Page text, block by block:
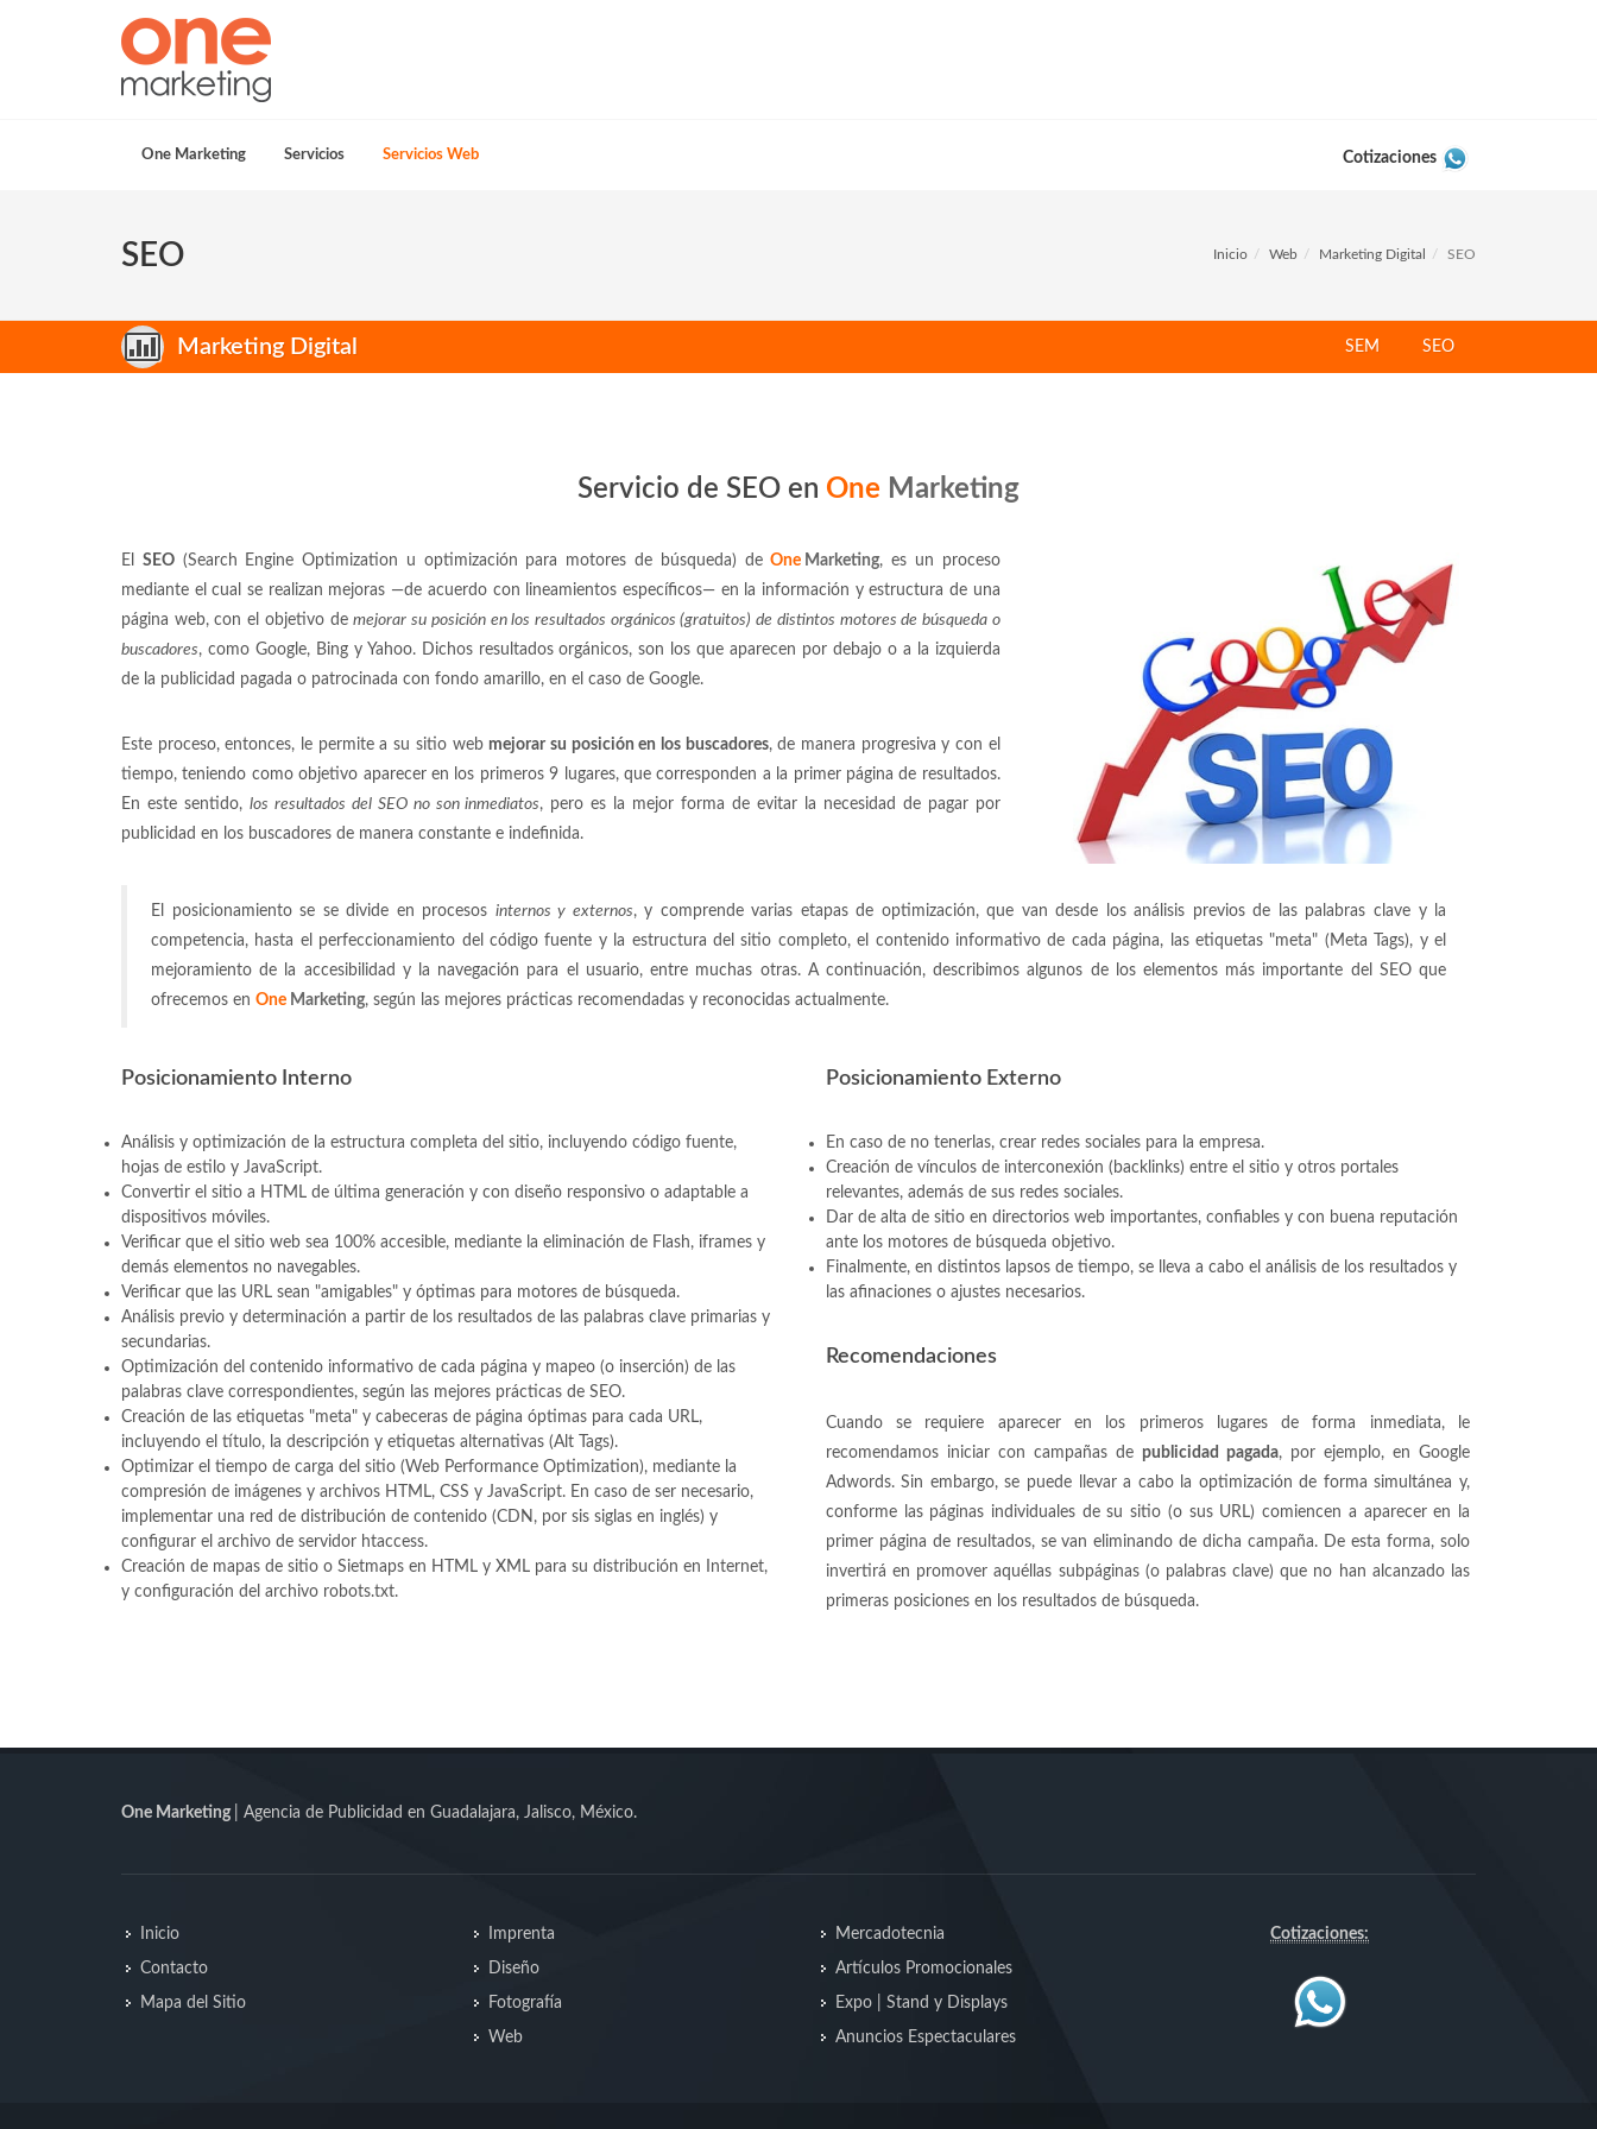
One Marketing Servicios Servicios Web Cotizaciones
SEO Inicio Web Marketing Digital SEO
Marketing Digital SEM SEO
Servicio de SEO en One Marketing
El SEO(Search Engine Optimization u optimización para motores de búsqueda) deOne Marketing, es un proceso
mediante el cual se realizan mejoras —de acuerdo con lineamientos específicos— en la información y estructura de una
página web, con el objetivo demejorar su posición en los resultados orgánicos (gratuitos) de distintos motores de búsqueda o
buscadores, como Google, Bing y Yahoo. Dichos resultados orgánicos, son los que aparecen por debajo o a la izquierda
de la publicidad pagada o patrocinada con fondo amarillo, en el caso de Google.
Este proceso, entonces, le permite a su sitio webmejorar su posición en los buscadores, de manera progresiva y con el
tiempo, teniendo como objetivo aparecer en los primeros 9 lugares, que corresponden a la primer página de resultados.
En este sentido, los resultados del SEO no son inmediatos, pero es la mejor forma de evitar la necesidad de pagar por
publicidad en los buscadores de manera constante e indefinida.
El posicionamiento se se divide en procesos internos y externos, y comprende varias etapas de optimización, que van desde los análisis previos de las palabras clave y la
competencia, hasta el perfeccionamiento del código fuente y la estructura del sitio completo, el contenido informativo de cada página, las etiquetas "meta" (Meta Tags), y el
mejoramiento de la accesibilidad y la navegación para el usuario, entre muchas otras. A continuación, describimos algunos de los elementos más importante del SEO que
ofrecemos en One Marketing, según las mejores prácticas recomendadas y reconocidas actualmente.
Posicionamiento Interno
Análisis y optimización de la estructura completa del sitio, incluyendo código fuente,
hojas de estilo y JavaScript.
Convertir el sitio a HTML de última generación y con diseño responsivo o adaptable a
dispositivos móviles.
Verificar que el sitio web sea 100% accesible, mediante la eliminación de Flash, iframes y
demás elementos no navegables.
Verificar que las URL sean "amigables" y óptimas para motores de búsqueda.
Análisis previo y determinación a partir de los resultados de las palabras clave primarias y
secundarias.
Optimización del contenido informativo de cada página y mapeo (o inserción) de las
palabras clave correspondientes, según las mejores prácticas de SEO.
Creación de las etiquetas "meta" y cabeceras de página óptimas para cada URL,
incluyendo el título, la descripción y etiquetas alternativas (Alt Tags).
Optimizar el tiempo de carga del sitio (Web Performance Optimization), mediante la
compresión de imágenes y archivos HTML, CSS y JavaScript. En caso de ser necesario,
implementar una red de distribución de contenido (CDN, por sis siglas en inglés) y
configurar el archivo de servidor htaccess.
Creación de mapas de sitio o Sietmaps en HTML y XML para su distribución en Internet,
y configuración del archivo robots.txt.
Posicionamiento Externo
En caso de no tenerlas, crear redes sociales para la empresa.
Creación de vínculos de interconexión (backlinks) entre el sitio y otros portales
relevantes, además de sus redes sociales.
Dar de alta de sitio en directorios web importantes, confiables y con buena reputación
ante los motores de búsqueda objetivo.
Finalmente, en distintos lapsos de tiempo, se lleva a cabo el análisis de los resultados y
las afinaciones o ajustes necesarios.
Recomendaciones
Cuando se requiere aparecer en los primeros lugares de forma inmediata, le
recomendamos iniciar con campañas de publicidad pagada, por ejemplo, en Google
Adwords. Sin embargo, se puede llevar a cabo la optimización de forma simultánea y,
conforme las páginas individuales de su sitio (o sus URL) comiencen a aparecer en la
primer página de resultados, se van eliminando de dicha campaña. De esta forma, solo
invertirá en promover aquéllas subpáginas (o palabras clave) que no han alcanzado las
primeras posiciones en los resultados de búsqueda.
One Marketing | Agencia de Publicidad en Guadalajara, Jalisco, México.
Inicio
Contacto
Mapa del Sitio
Imprenta
Diseño
Fotografía
Web
Mercadotecnia
Artículos Promocionales
Expo | Stand y Displays
Anuncios Espectaculares
Cotizaciones: